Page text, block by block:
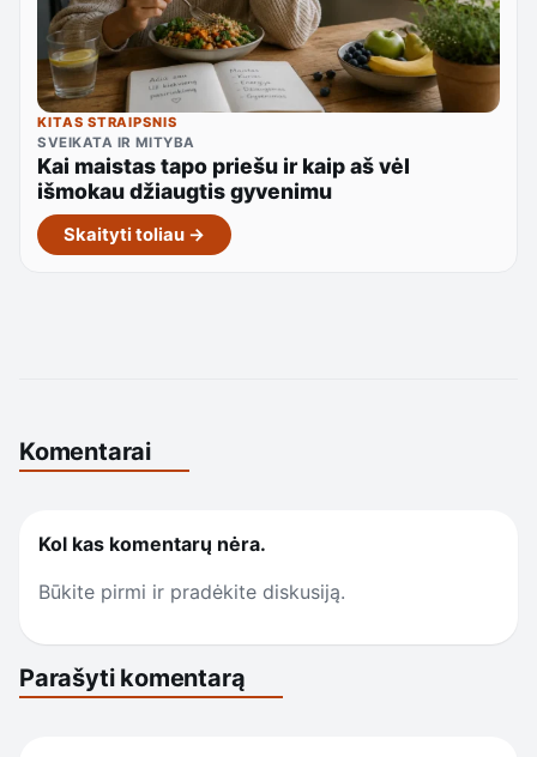
KITAS STRAIPSNIS
SVEIKATA IR MITYBA
Kai maistas tapo priešu ir kaip aš vėl
išmokau džiaugtis gyvenimu
Skaityti toliau →
Komentarai
Kol kas komentarų nėra.
Būkite pirmi ir pradėkite diskusiją.
Parašyti komentarą